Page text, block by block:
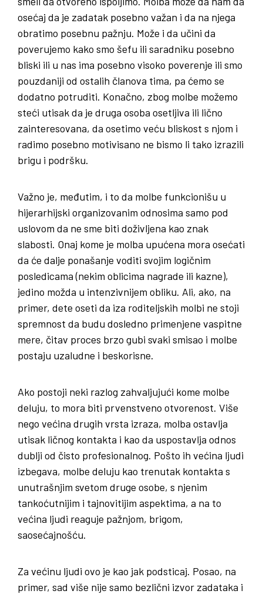
osećaj da je zadatak posebno važan i da na njega
obratimo posebnu pažnju. Može i da učini da
poverujemo kako smo šefu ili saradniku posebno
bliski ili u nas ima posebno visoko poverenje ili smo
pouzdaniji od ostalih članova tima, pa ćemo se
dodatno potruditi. Konačno, zbog molbe možemo
steći utisak da je druga osoba osetljiva ili lično
zainteresovana, da osetimo veću bliskost s njom i
radimo posebno motivisano ne bismo li tako izrazili
brigu i podršku.
Važno je, međutim, i to da molbe funkcionišu u
hijerarhijski organizovanim odnosima samo pod
uslovom da ne sme biti doživljena kao znak
slabosti. Onaj kome je molba upućena mora osećati
da će dalje ponašanje voditi svojim logičnim
posledicama (nekim oblicima nagrade ili kazne),
jedino možda u intenzivnijem obliku. Ali, ako, na
primer, dete oseti da iza roditeljskih molbi ne stoji
spremnost da budu dosledno primenjene vaspitne
mere, čitav proces brzo gubi svaki smisao i molbe
postaju uzaludne i beskorisne.
Ako postoji neki razlog zahvaljujući kome molbe
deluju, to mora biti prvenstveno otvorenost. Više
nego većina drugih vrsta izraza, molba ostavlja
utisak ličnog kontakta i kao da uspostavlja odnos
dublji od čisto profesionalnog. Pošto ih većina ljudi
izbegava, molbe deluju kao trenutak kontakta s
unutrašnjim svetom druge osobe, s njenim
tankoćutnijim i tajnovitijim aspektima, a na to
većina ljudi reaguje pažnjom, brigom,
saosećajnošću.
Za većinu ljudi ovo je kao jak podsticaj. Posao, na
primer, sad više nije samo bezlični izvor zadataka i